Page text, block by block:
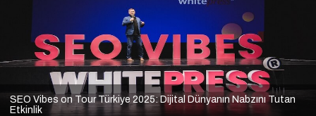
SEO Vibes on Tour Türkiye 2025: Dijital Dünyanın Nabzını Tutan
Etkinlik